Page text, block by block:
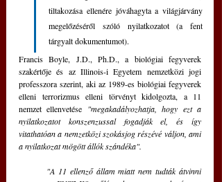
tiltakozása ellenére jóváhagyta a világjárvány
megelőzéséről szóló nyilatkozatot (a fent
tárgyalt dokumentumot).
Francis Boyle, J.D., Ph.D., a biológiai fegyverek
szakértője és az Illinois-i Egyetem nemzetközi jogi
professzora szerint, aki az 1989-es biológiai fegyverek
elleni terrorizmus elleni törvényt kidolgozta, a 11
nemzet ellenvetése "megakadályozhatja, hogy ezt a
nyilatkozatot konszenzussal fogadják el, és így
vitathatóan a nemzetközi szokásjog részévé váljon, ami
a nyilatkozat mögött állók szándéka".
"A 11 ellenző állam miatt nem tudták átvinni